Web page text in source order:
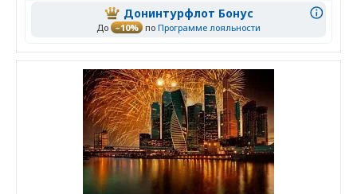
Донинтурфлот Бонус
До –10% по Программе лояльности